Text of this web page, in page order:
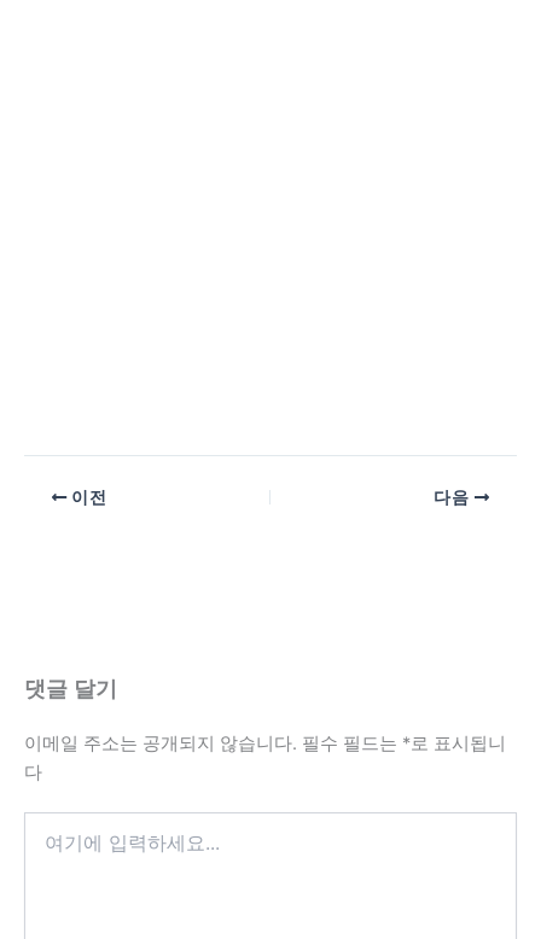
이전 다음
댓글 달기
이메일 주소는 공개되지 않습니다. 필수 필드는 *로 표시됩니
다